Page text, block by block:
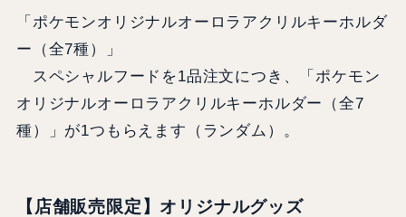
「ポケモンオリジナルオーロラアクリルキーホルダ
ー（全7種）」
スペシャルフードを1品注文につき、「ポケモン
オリジナルオーロラアクリルキーホルダー（全7
種）」が1つもらえます（ランダム）。
【店舗販売限定】オリジナルグッズ